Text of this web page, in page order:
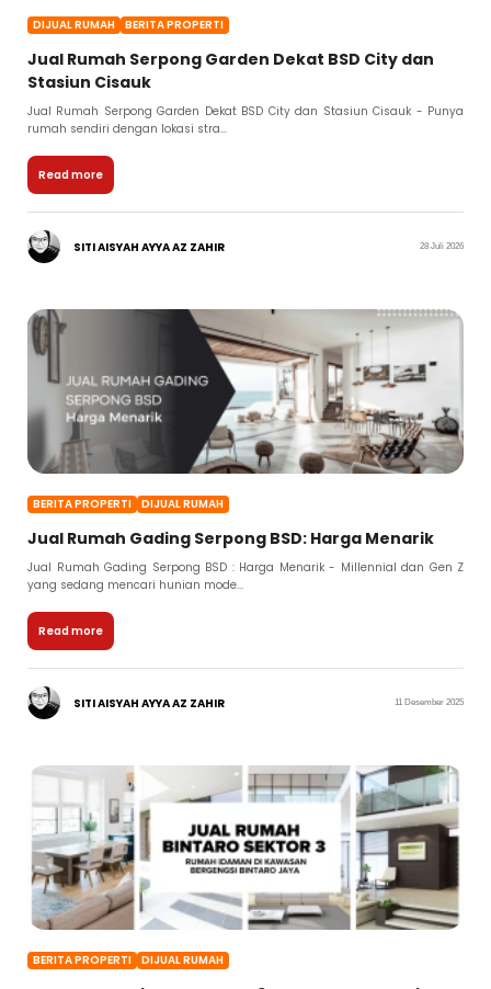
DIJUAL RUMAH BERITA PROPERTI
Jual Rumah Serpong Garden Dekat BSD City dan
Stasiun Cisauk
Jual Rumah Serpong Garden Dekat BSD City dan Stasiun Cisauk - Punya
rumah sendiri dengan lokasi stra...
Read more
SITI AISYAH AYYA AZ ZAHIR 28 Juli 2026
BERITA PROPERTI DIJUAL RUMAH
Jual Rumah Gading Serpong BSD: Harga Menarik
Jual Rumah Gading Serpong BSD : Harga Menarik - Millennial dan Gen Z
yang sedang mencari hunian mode...
Read more
SITI AISYAH AYYA AZ ZAHIR 11 Desember 2025
BERITA PROPERTI DIJUAL RUMAH